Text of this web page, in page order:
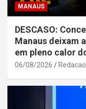
MANAUS
DESCASO:
Manaus deixam
em pleno calor
06/08/2026 Redacao